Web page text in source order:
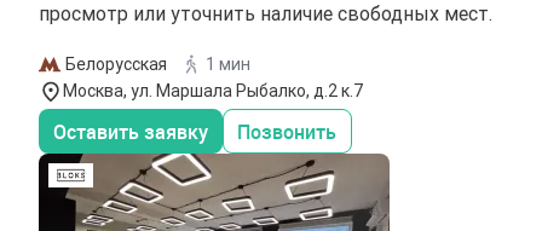
просмотр или уточнить наличие свободных мест.
Белорусская
1 мин
Москва, ул. Маршала Рыбалко, д.2 к.7
Оставить заявку Позвонить